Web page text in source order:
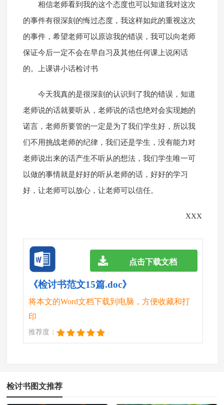
相信老师看到我的这个态度也可以知道我对这次
的事件有很深刻的悔过态度，我这样如此的重视这次
的事件，希望老师可以原谅我的错误，我可以向老师
保证今后一定不会在早自习及其他任何课上说闲话
的。上课讲小话检讨书
今天我真的是很深刻的认识到了我的错误，知道
老师说的话就要听从，老师说的话也绝对会实现她的
诺言，老师所要管的一定是为了我们学生好，所以我
们不用挑战老师的纪律，我们还是学生，没有能力对
老师说出来的话产生不听从的想法，我们学生唯一可
以做的事情就是好好的听从老师的话，好好的学习
好，让老师可以放心，让老师可以信任。
XXX
《检讨书范文15篇.doc》
将本文的Word文档下载到电脑，方便收藏和打
印
推荐度：
点击下载文档
检讨书图文推荐